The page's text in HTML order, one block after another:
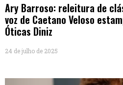
Ary Barroso: releitura de
voz de Caetano Veloso
Óticas Diniz
24 de julho de 2025